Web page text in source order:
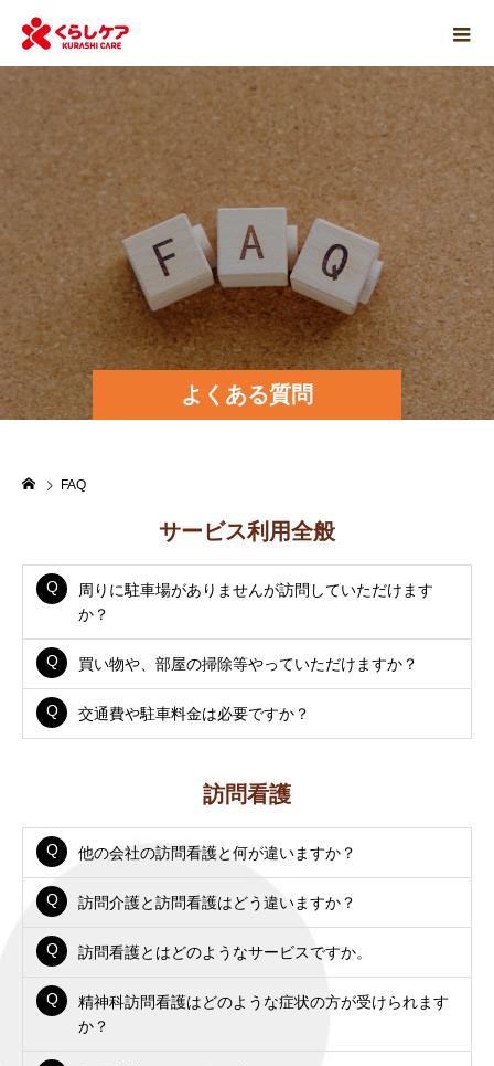
よくある質問
FAQ
サービス利用全般
周りに駐車場がありませんが訪問していただけます
か？
買い物や、部屋の掃除等やっていただけますか？
交通費や駐車料金は必要ですか？
訪問看護
他の会社の訪問看護と何が違いますか？
訪問介護と訪問看護はどう違いますか？
訪問看護とはどのようなサービスですか。
精神科訪問看護はどのような症状の方が受けられます
か？